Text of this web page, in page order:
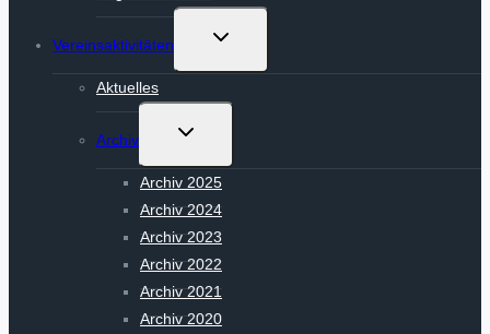
Vereinsaktivitäten
Untermenü
Aktuelles
Archiv
Untermenü
Archiv 2025
Archiv 2024
Archiv 2023
Archiv 2022
Archiv 2021
Archiv 2020